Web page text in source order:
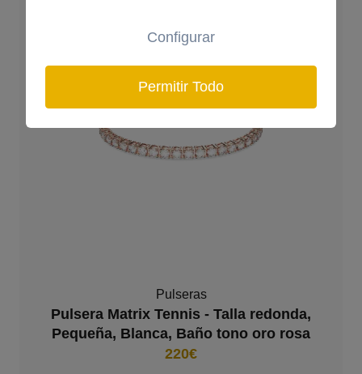
Pulseras
Pulsera Matrix Tennis - Talla redonda,
Pequeña, Blanca, Baño tono oro rosa
220€
Configurar
Permitir Todo